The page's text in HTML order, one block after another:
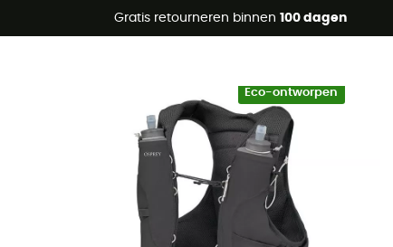
Gratis retourneren binnen 100 dagen
Zomeraanbiedingen 🔥 -5% EXTRA vanaf 2 producten* met
Eco-ontworpen